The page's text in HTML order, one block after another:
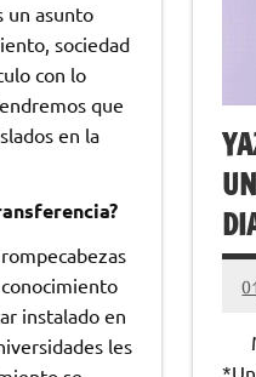
un asunto
sociedad
con lo
que
en la
instalado en
les